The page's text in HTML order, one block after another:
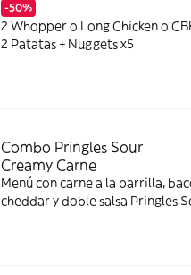
-50%
2 Whopper o Long Chicken o CBK a elegir
2 Patatas + Nuggets x5
Combo Pringles Sour
Creamy Carne
Menú con carne a la parrilla,
cheddar y doble salsa Pringles